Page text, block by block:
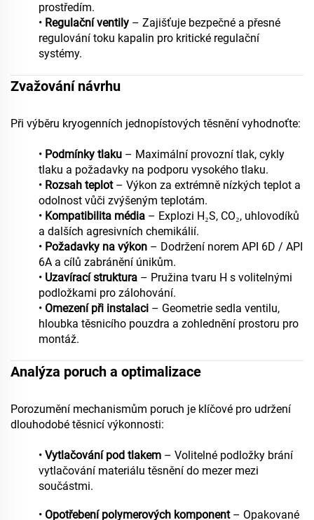
prostředím.
• Regulační ventily – Zajišťuje bezpečné a přesné
regulování toku kapalin pro kritické regulační
systémy.
Zvažování návrhu
Při výběru kryogenních jednopístových těsnění vyhodnoťte:
• Podmínky tlaku – Maximální provozní tlak, cykly
tlaku a požadavky na podporu vysokého tlaku.
• Rozsah teplot – Výkon za extrémně nízkých teplot a
odolnost vůči zvýšeným teplotám.
• Kompatibilita média – Explozi H₂S, CO₂, uhlovodíků
a dalších agresivních chemikálií.
• Požadavky na výkon – Dodržení norem API 6D / API
6A a cílů zabránění únikům.
• Uzavírací struktura – Pružina tvaru H s volitelnými
podložkami pro zálohování.
• Omezení při instalaci – Geometrie sedla ventilu,
hloubka těsnicího pouzdra a zohlednění prostoru pro
montáž.
Analýza poruch a optimalizace
Porozumění mechanismům poruch je klíčové pro udržení
dlouhodobé těsnicí výkonnosti:
• Vytlačování pod tlakem – Volitelné podložky brání
vytlačování materiálu těsnění do mezer mezi
součástmi.
• Opotřebení polymerových komponent – Opakované